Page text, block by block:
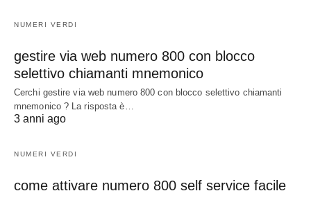
NUMERI VERDI
gestire via web numero 800 con blocco
selettivo chiamanti mnemonico
Cerchi gestire via web numero 800 con blocco selettivo chiamanti
mnemonico ? La risposta è…
3 anni ago
NUMERI VERDI
come attivare numero 800 self service facile